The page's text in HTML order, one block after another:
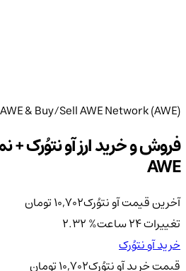
& Buy/Sell AWE Network (AWE)
فروش و خرید ارز آو نتوُرک +
AWE
آخرین قیمت آو نتوُرک10,702تومان
تغییرات 24 ساعت
2.32%
خرید آو نتوُرک
قیمت خرید آو نتوُرک10,702تومان